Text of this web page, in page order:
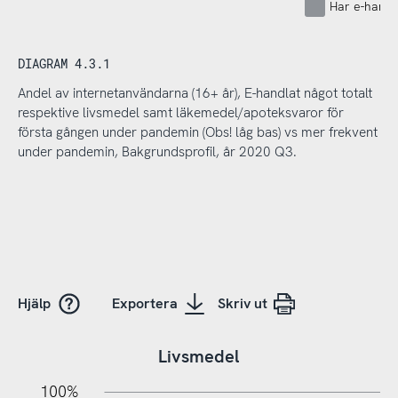
Har e-
DIAGRAM 4.3.1
Andel av internetanvändarna (16+ år), E-handlat något totalt
respektive livsmedel samt läkemedel/apoteksvaror för
första gången under pandemin (Obs! låg bas) vs mer frekvent
under pandemin, Bakgrundsprofil, år 2020 Q3.
Hjälp Exportera Skriv ut
Livsmedel
100%